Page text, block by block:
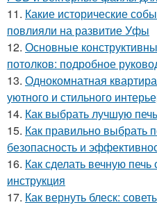
11. Какие исторические
повлияли на развитие Уфы
12. Основные
потолков: подробное
13. Однокомнатная
уютного и стильного
14. Как выбрать лучшую
15. Как правильно выбрать
безопасность и
16. Как сделать вечную
инструкция
17. Как вернуть блеск: